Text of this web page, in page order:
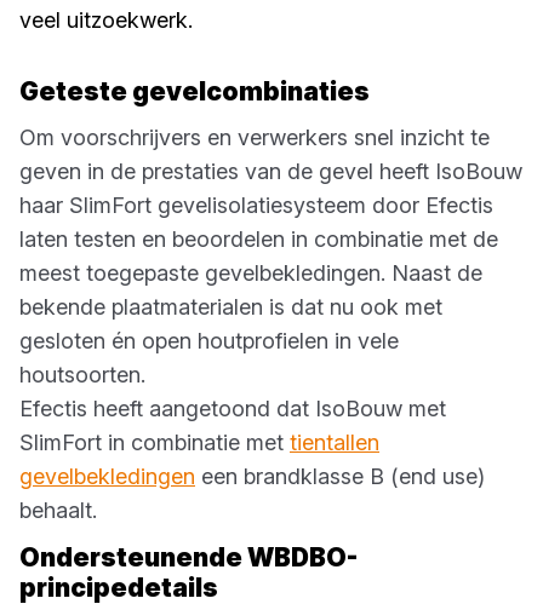
veel uitzoekwerk.
Geteste gevelcombinaties
Om voorschrijvers en verwerkers snel inzicht te
geven in de prestaties van de gevel heeft IsoBouw
haar SlimFort gevelisolatiesysteem door Efectis
laten testen en beoordelen in combinatie met de
meest toegepaste gevelbekledingen. Naast de
bekende plaatmaterialen is dat nu ook met
gesloten én open houtprofielen in vele
houtsoorten.
Efectis heeft aangetoond dat IsoBouw met
SlimFort in combinatie met tientallen
gevelbekledingen een brandklasse B (end use)
behaalt.
Ondersteunende WBDBO-
principedetails